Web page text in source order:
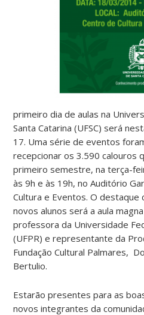
primeiro dia de aulas na
Santa Catarina (UFSC) será
17. Uma série de eventos
recepcionar os 3.590 calouros
primeiro semestre, na terça-
às 9h e às 19h, no Auditório
Cultura e Eventos. O destaque
novos alunos será a aula
professora da Universidade
(UFPR) e representante da
Fundação Cultural Palmares,
Bertulio.
Estarão presentes para as
novos integrantes da